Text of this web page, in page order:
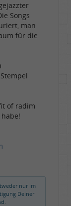
Songs
man
für die
of radim
nur im
Deiner